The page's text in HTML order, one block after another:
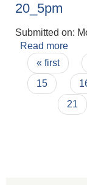
20_5pm
Submitted on:
Read more
Pages
« first
15
21